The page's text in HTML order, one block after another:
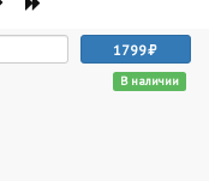
1799
В наличии